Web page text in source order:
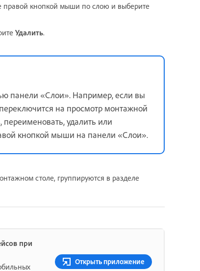
правой кнопкой мыши по слою и выберите
Удалить.
панели «Слои». Например, если вы
на просмотр монтажной
переименовать, удалить или
кнопкой мыши на панели «Слои».
столе, группируются в разделе
при
Открыть приложение